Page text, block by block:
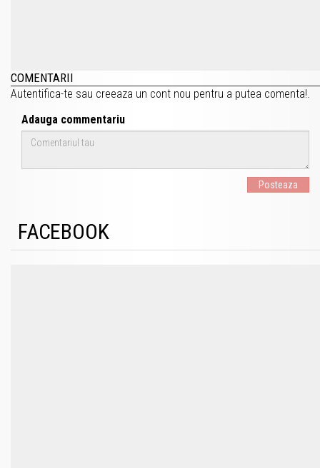
COMENTARII
Autentifica-te sau creeaza un cont nou pentru a putea comenta!.
Adauga commentariu
Posteaza
FACEBOOK